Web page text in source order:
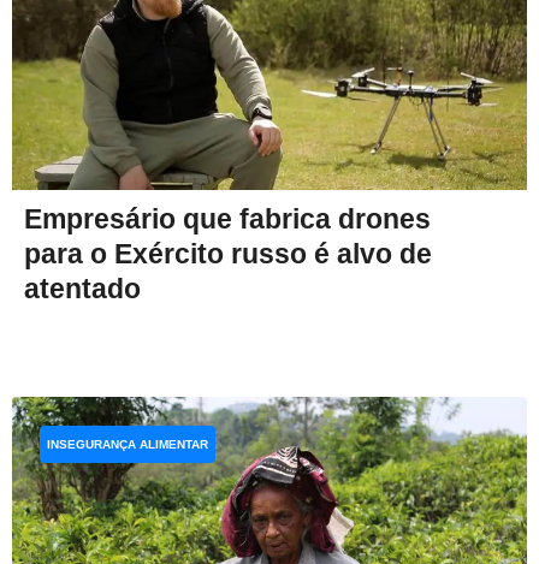
Empresário que fabrica drones
para o Exército russo é alvo de
atentado
INSEGURANÇA ALIMENTAR